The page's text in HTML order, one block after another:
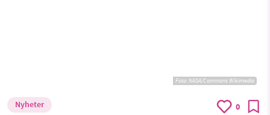
Foto:NASA/Commons Wikimedia
Nyheter 0